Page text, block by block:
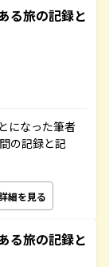
る旅の記録と
になった筆者
の記録と記
細を見る
る旅の記録と